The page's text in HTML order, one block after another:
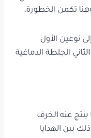
تكمن الخطورة،
نوعين الأول
الجلطة الدماغية
ينتج عنه الخرف
بين الهدايا